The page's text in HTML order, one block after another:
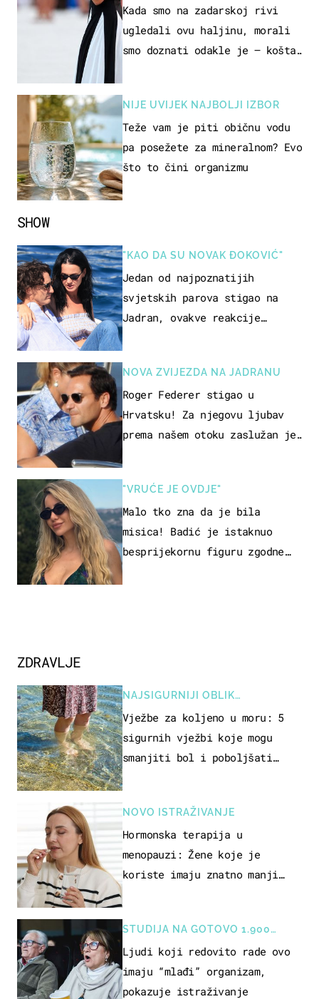
SHOW
"KAO DA SU NOVAK ĐOKOVIĆ"
Jedan od najpoznatijih
svjetskih parova stigao na
Jadran, ovakve reakcije
NOVA ZVIJEZDA NA JADRANU
Roger Federer stigao u
Hrvatsku! Za njegovu ljubav
prema našem otoku zaslužan je
"VRUĆE JE OVDJE"
Malo tko zna da je bila
misica! Badić je istaknuo
besprijekornu figuru zgodne
ZDRAVLJE
NAJSIGURNIJI OBLIK
REKREACIJE
Vježbe za koljeno u moru: 5
sigurnih vježbi koje mogu
smanjiti bol i poboljšati
NOVO ISTRAŽIVANJE
Hormonska terapija u
menopauzi: Žene koje je
koriste imaju znatno manji
STUDIJA NA GOTOVO 1.900
OSOBA
Ljudi koji redovito rade ovo
imaju “mlađi” organizam,
pokazuje istraživanje
Kada smo na zadarskoj rivi
ugledali ovu haljinu, morali
smo doznati odakle je – košta
NIJE UVIJEK NAJBOLJI IZBOR
Teže vam je piti običnu vodu
pa posežete za mineralnom? Evo
što to čini organizmu